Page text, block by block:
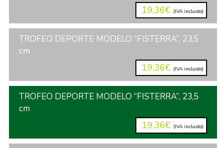
19,36€ (IVA incluido)
TROFEO DEPORTE MODELO “FISTERRA”, 23,5
cm
19,36€ (IVA incluido)
TROFEO DEPORTE MODELO “FISTERRA”, 23,5
cm
19,36€ (IVA incluido)